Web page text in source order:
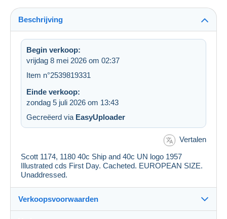
Beschrijving
Begin verkoop:
vrijdag 8 mei 2026 om 02:37
Item n°2539819331
Einde verkoop:
zondag 5 juli 2026 om 13:43
Gecreëerd via EasyUploader
Vertalen
Scott 1174, 1180 40c Ship and 40c UN logo 1957
Illustrated cds First Day. Cacheted. EUROPEAN SIZE.
Unaddressed.
Verkoopsvoorwaarden